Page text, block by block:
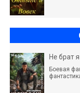
Не брат
Боевая